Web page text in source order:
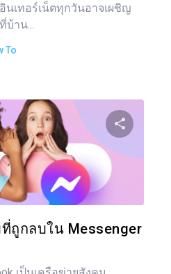
นเทอร์เน็ตทุกวันอาจเผชิญ
บ้าน...
To
แบ่งปั
ถูกลบใน Messenger